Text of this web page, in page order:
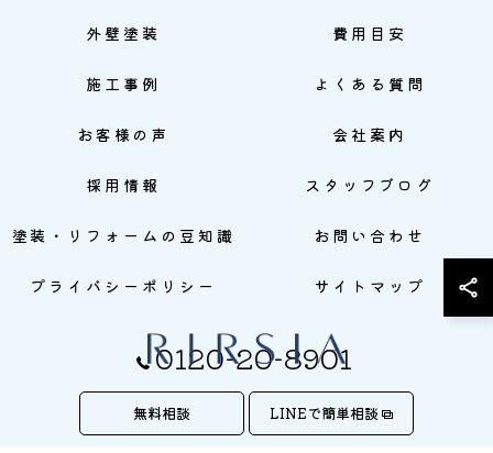
0120-20-8901
無料相談 LINEで簡単相談
外壁塗装 費用目安
施工事例 よくある質問
お客様の声 会社案内
採用情報 スタッフブログ
塗装・リフォームの豆知識 お問い合わせ
プライバシーポリシー サイトマップ
© 2026 株式会社RIRSIA ALL RIGHTS RESERVED.